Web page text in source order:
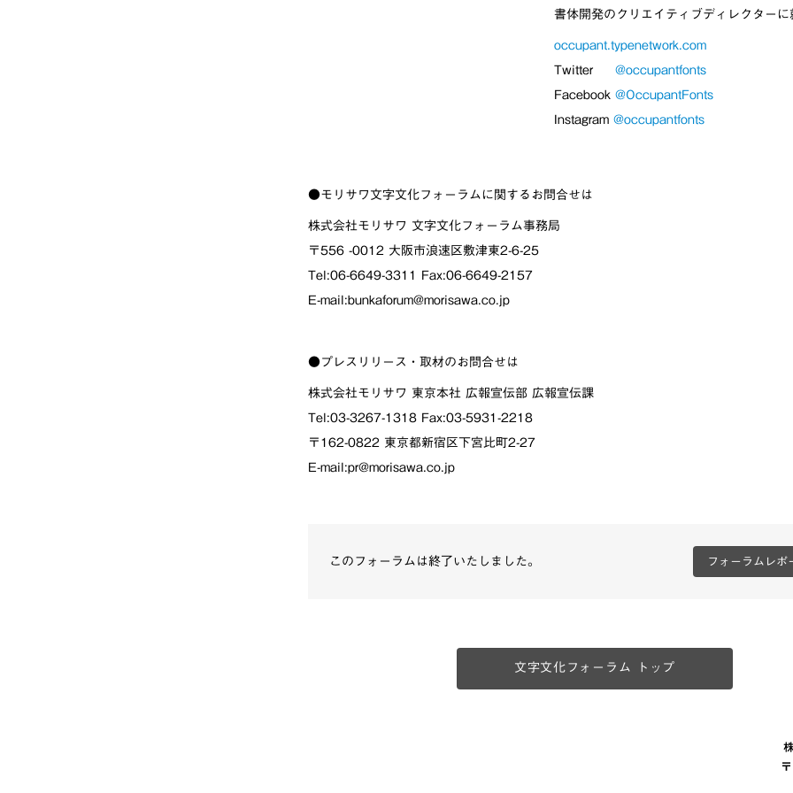
書体開発のクリエイティブディレクターに
occupant.typenetwork.com
Twitter
@occupantfonts
Facebook @OccupantFonts
Instagram @occupantfonts
●モリサワ文字文化フォーラムに関するお問合せは
株式会社モリサワ 文字文化フォーラム事務局
〒556 -0012 大阪市浪速区敷津東2-6-25
Tel:06-6649-3311 Fax:06-6649-2157
E-mail:bunkaforum@morisawa.co.jp
●プレスリリース・取材のお問合せは
株式会社モリサワ 東京本社 広報宣伝部 広報宣伝課
Tel:03-3267-1318 Fax:03-5931-2218
〒162-0822 東京都新宿区下宮比町2-27
E-mail:pr@morisawa.co.jp
このフォーラムは終了いたしました。 フォーラムレポ
文字文化フォーラム トップ